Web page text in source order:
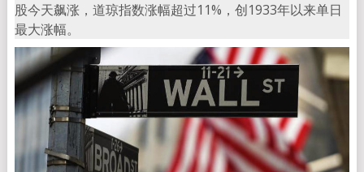
股今天飙涨，道琼指数涨幅超过11%，创1933年以来单日
最大涨幅。